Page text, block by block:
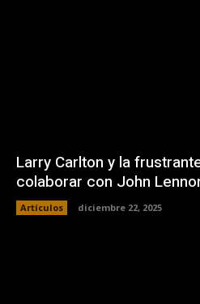
Larry Carlton y la
colaborar con John
Artículos diciembre 22, 2025